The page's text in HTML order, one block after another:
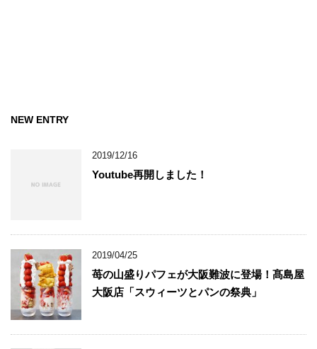
NEW ENTRY
2019/12/16
Youtube再開しました！
2019/04/25
苺の山盛りパフェが大阪難波に登場！髙島屋
大阪店「スウィーツとパンの祭典」